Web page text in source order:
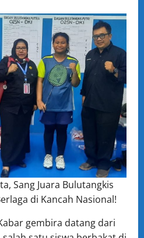
Sang Juara Bulutangkis
di Kancah Nasional!
gembira datang dari